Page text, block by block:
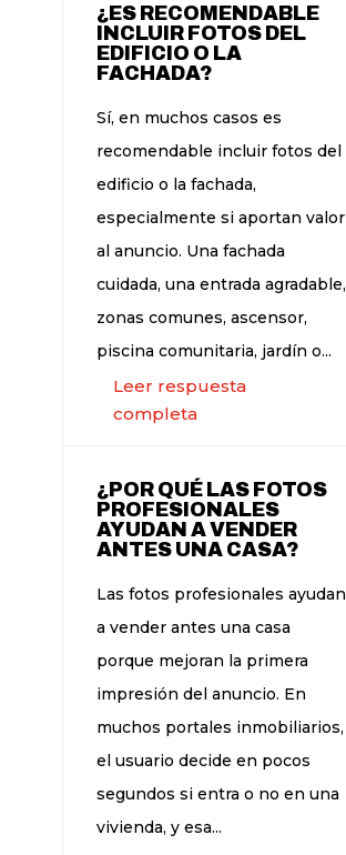
¿ES RECOMENDABLE
INCLUIR FOTOS DEL
EDIFICIO O LA
FACHADA?
Sí, en muchos casos es
recomendable incluir fotos del
edificio o la fachada,
especialmente si aportan valor
al anuncio. Una fachada
cuidada, una entrada agradable,
zonas comunes, ascensor,
piscina comunitaria, jardín o...
Leer respuesta
completa
¿POR QUÉ LAS FOTOS
PROFESIONALES
AYUDAN A VENDER
ANTES UNA CASA?
Las fotos profesionales ayudan
a vender antes una casa
porque mejoran la primera
impresión del anuncio. En
muchos portales inmobiliarios,
el usuario decide en pocos
segundos si entra o no en una
vivienda, y esa...